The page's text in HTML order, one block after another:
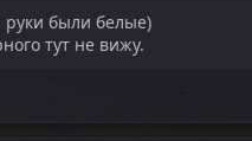
руки были белые)
тут не вижу.